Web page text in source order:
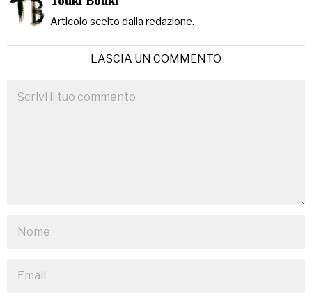
Articolo scelto dalla redazione.
LASCIA UN COMMENTO